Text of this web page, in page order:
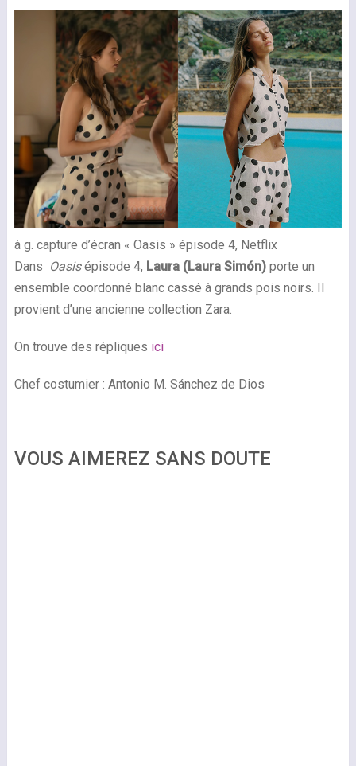
à g. capture d’écran « Oasis » épisode 4, Netflix
Dans Oasisépisode 4, Laura (Laura Simón)porte un
ensemble coordonné blanc cassé à grands pois noirs. Il
provient d’une ancienne collection Zara.
On trouve des répliques ici
Chef costumier : Antonio M. Sánchez de Dios
VOUS AIMEREZ SANS DOUTE